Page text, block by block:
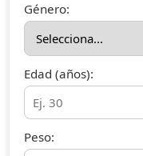
Género:
Edad (años):
Peso: